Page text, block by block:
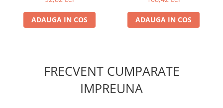
Comic Books (Benzi Desenate)
ADAUGA IN COS ADAUGA IN COS
FRECVENT CUMPARATE
IMPREUNA